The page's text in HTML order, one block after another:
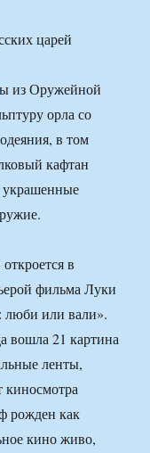
из Оружейной
орла со
в том
кафтан
украшенные
в
фильма Луки
люби или вали».
вошла 21 картина
ленты,
киносмотра
рожден как
кино живо,